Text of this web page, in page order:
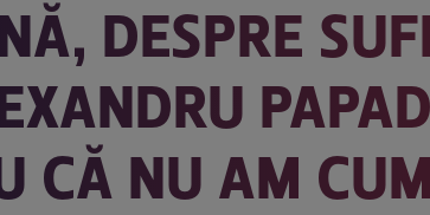
DESPRE
CĂ NU AM